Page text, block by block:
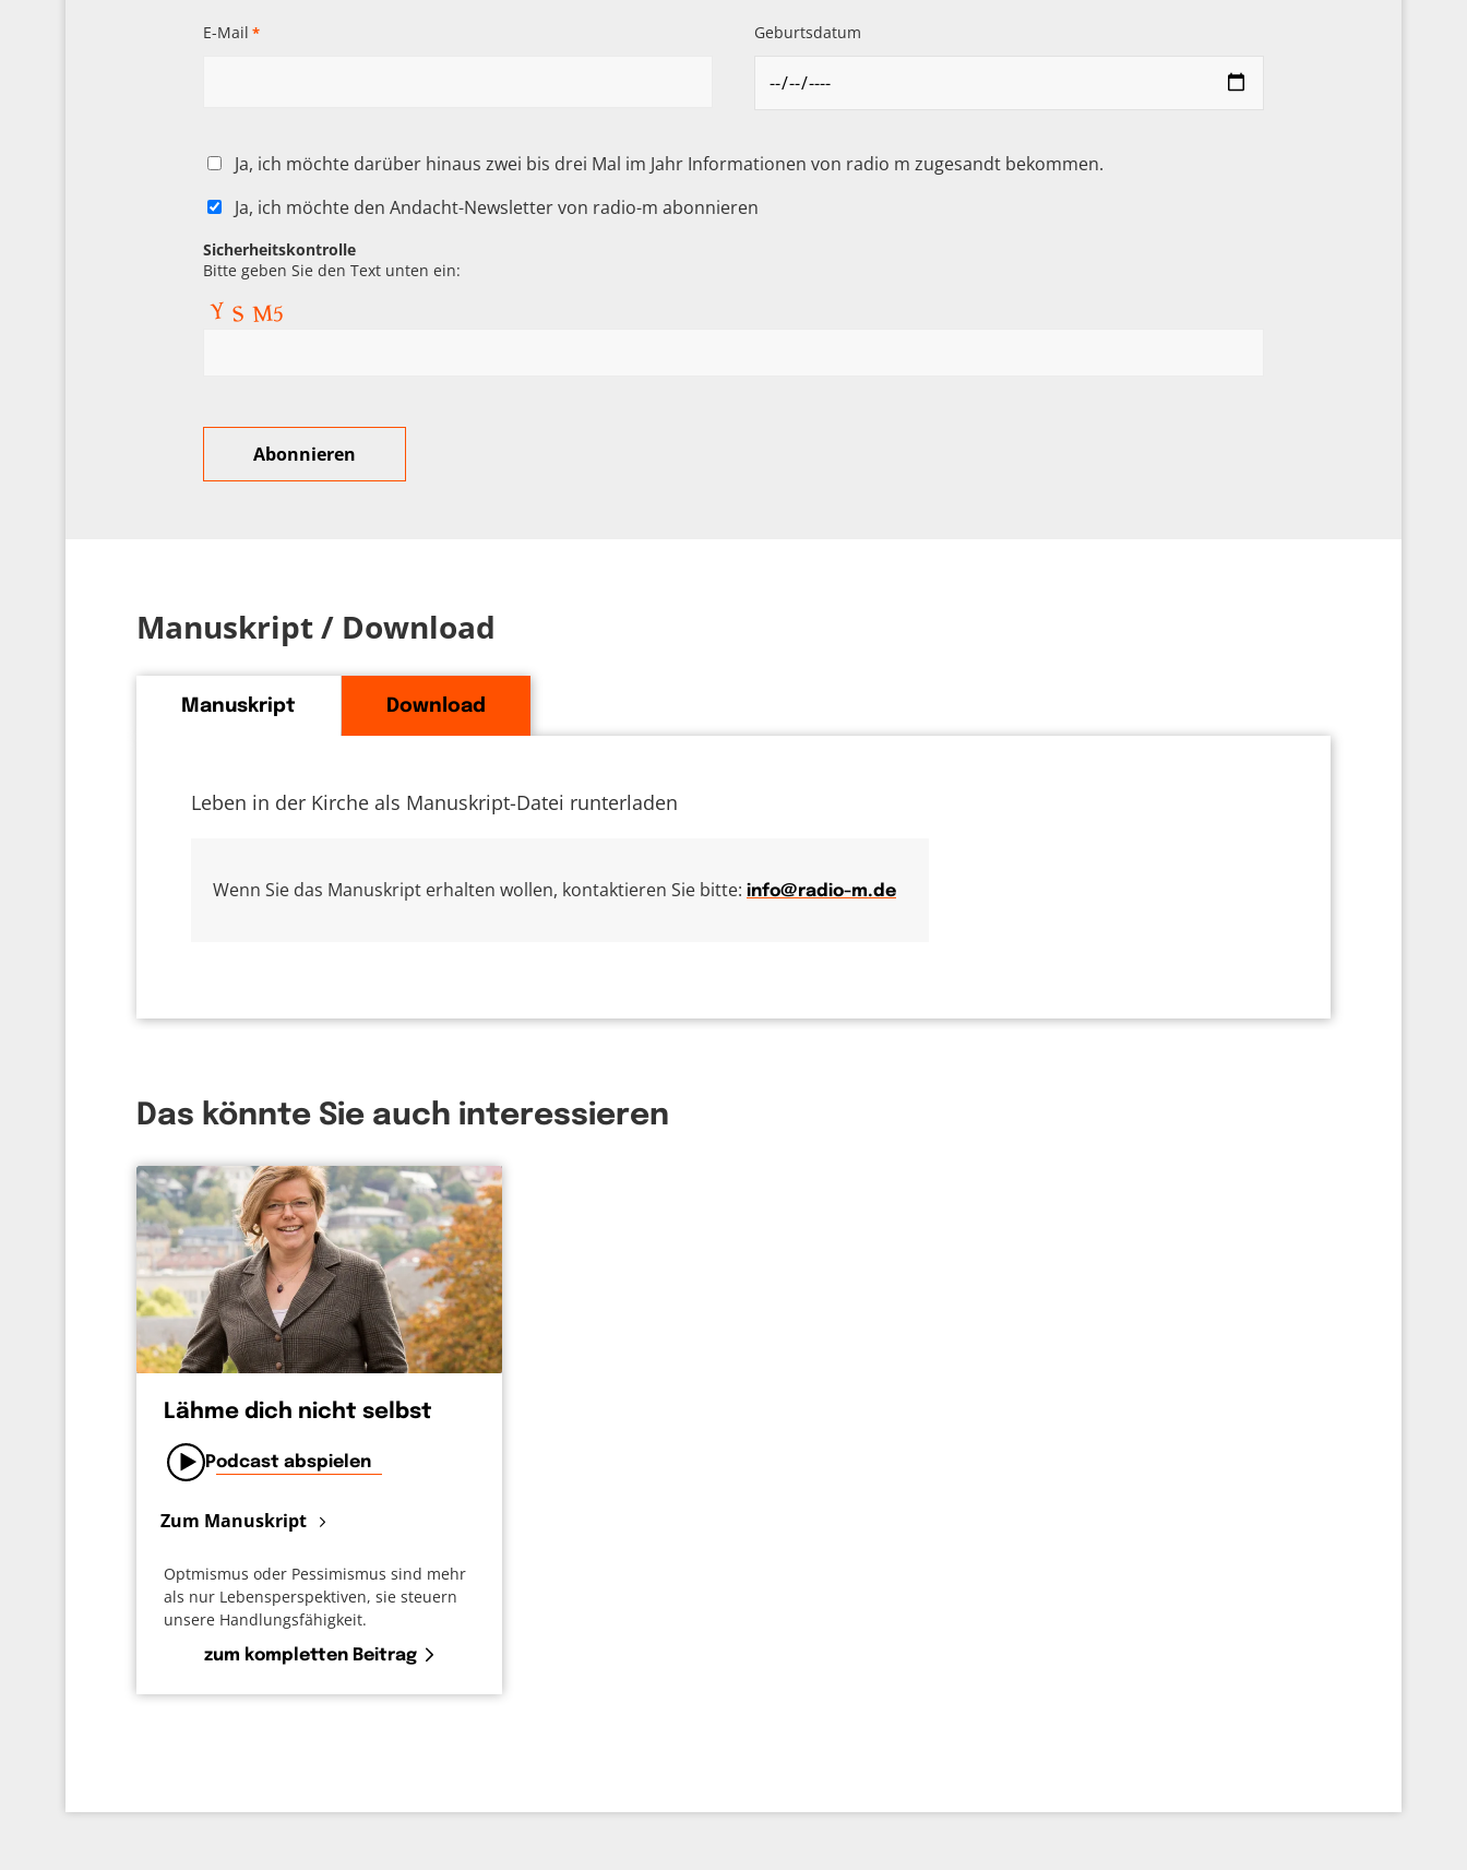
E-Mail * Geburtsdatum
Ja, ich möchte darüber hinaus zwei bis drei Mal im Jahr Informationen von radio m zugesandt bekommen.
Ja, ich möchte den Andacht-Newsletter von radio-m abonnieren
Sicherheitskontrolle
Bitte geben Sie den Text unten ein:
Manuskript / Download
Manuskript Download
Leben in der Kirche als Manuskript-Datei runterladen
Wenn Sie das Manuskript erhalten wollen, kontaktieren Sie bitte: info@radio-m.de
Das könnte Sie auch interessieren
Lähme dich nicht selbst
Podcast abspielen
Zum Manuskript
Optmismus oder Pessimismus sind mehr
als nur Lebensperspektiven, sie steuern
unsere Handlungsfähigkeit.
zum kompletten Beitrag